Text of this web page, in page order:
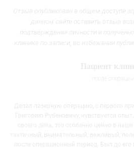
Отзыв опубликован в общем доступе
данном сайте оставить отзыв
подтверждения личности и
клинике
по записи, во избежании
Пациент
Делал лазерную операцию, с первого
Григорию Рубеновичу, чувствуется
своего дела, это особенно ценно в
тактичный, внимательный, вежливый,
после операционный период. Был до его